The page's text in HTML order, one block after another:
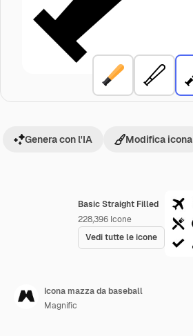
Basic Straight Filled
228,396 Icone
Vedi tutte le icone
Genera con l'IA Modifica icona
Icona mazza da baseball
Magnific